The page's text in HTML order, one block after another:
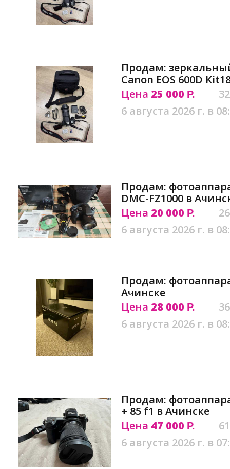
Продам:
Canon EOS 600D
Цена 25 000 Р.
6 августа 2026 г. в
Продам:
DMC-FZ1000 в
Цена 20 000 Р.
6 августа 2026 г. в
Продам:
Ачинске
Цена 28 000 Р.
6 августа 2026 г. в
Продам:
+ 85 f1 в Ачинске
Цена 47 000 Р.
6 августа 2026 г. в